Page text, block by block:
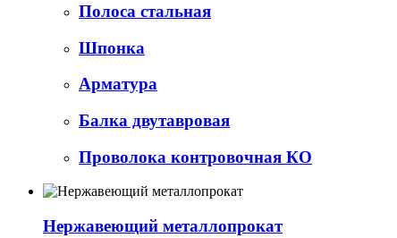
Полоса стальная
Шпонка
Арматура
Балка двутавровая
Проволока контровочная КО
Нержавеющий металлопрокат